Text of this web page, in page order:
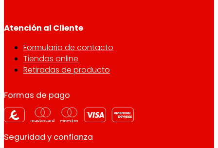
Atención al Cliente
Formulario de contacto
Tiendas online
Retiradas de producto
Formas de pago
Seguridad y confianza